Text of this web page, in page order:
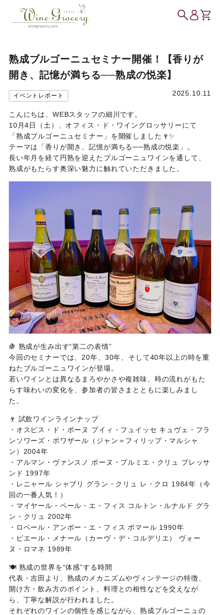
熟成ブルゴーニュセミナー開催！【香りが
開き、記憶が満ちる──熟成の悦楽】
イベントレポート 2025.10.11
こんにちは、WEBスタッフの細川です。
10月4日（土）、オフィス・ド・ワイングロッサリーにて
「熟成ブルゴーニュセミナー」を開催しました🍷✨
テーマは「香りが開き、記憶が満ちる──熟成の悦楽」。
長い年月を経て円熟を迎えたブルゴーニュワインを通して、
熟成がもたらす奥深い魅力に触れていただきました。
🍇 熟成が生み出す“第二の表情”
今回のセミナーでは、20年、30年、そして40年以上の時を重
ねたブルゴーニュワインが登場。
若いワインとは異なるまろやかさや複雑味、時の流れがもた
らす味わいの変化を、参加者の皆さまとともに楽しみまし
た。
🍷 試飲ワインラインナップ
・オスピス・ド・ボーヌ プイィ・フュイッセ キュヴェ・フラ
ンソワーズ・ポワザール（ジャン＝フィリップ・マルシャ
ン）2004年
・アルマン・ヴァンスノ ボーヌ・プルミエ・クリュ ブレッサ
ンド 1997年
・レニャール シャブリ グラン・クリュ レ・クロ 1984年（今
回の一番人気！）
・マイヤール・ペール・エ・フィス コルトン・ルナルド グラ
ン・クリュ 2002年
・ロベール・アンポー・エ・フィス ポマール 1990年
・ピエール・メナール（カーヴ・デ・コルデリエ） ヴォー
ヌ・ロマネ 1989年
🍽 熟成の世界を“体感”する時間
代表・吉田より、熟成のメカニズムやヴィンテージの特徴、
開け方・飲み方のポイント、料理との相性などを交えなが
ら、丁寧な解説が行われました。
それぞれのワインの個性を感じながら、熟成ブルゴーニュの